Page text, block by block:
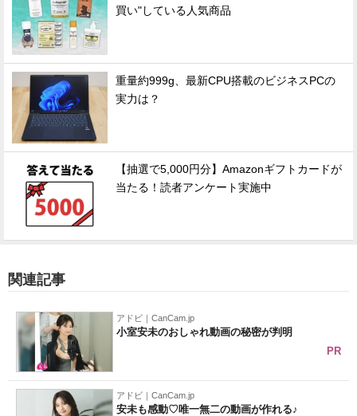
買い"している人気商品
重量約999g、最新CPU搭載のビジネスPCの
実力は？
【抽選で5,000円分】Amazonギフトカードが
当たる！読者アンケート実施中
関連記事
アドビ｜CanCam.jp
小室安未のおしゃれ動画の秘密が判明
PR
アドビ｜CanCam.jp
安未も感動♡唯一無二の動画が作れる♪